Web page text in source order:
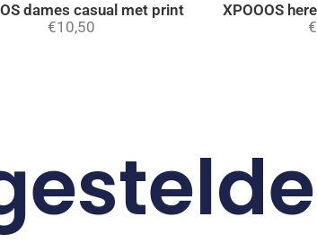
dames casual met print
€10,50
XPOOOS
€